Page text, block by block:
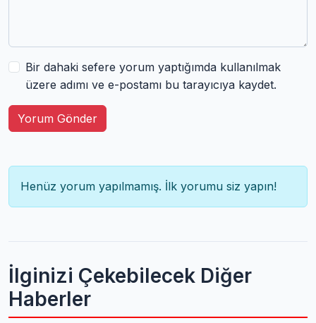
Bir dahaki sefere yorum yaptığımda kullanılmak
üzere adımı ve e-postamı bu tarayıcıya kaydet.
Yorum Gönder
Henüz yorum yapılmamış. İlk yorumu siz yapın!
İlginizi Çekebilecek Diğer
Haberler